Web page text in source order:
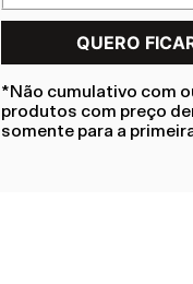
*Não cumulativo com
produtos com preço
somente para a